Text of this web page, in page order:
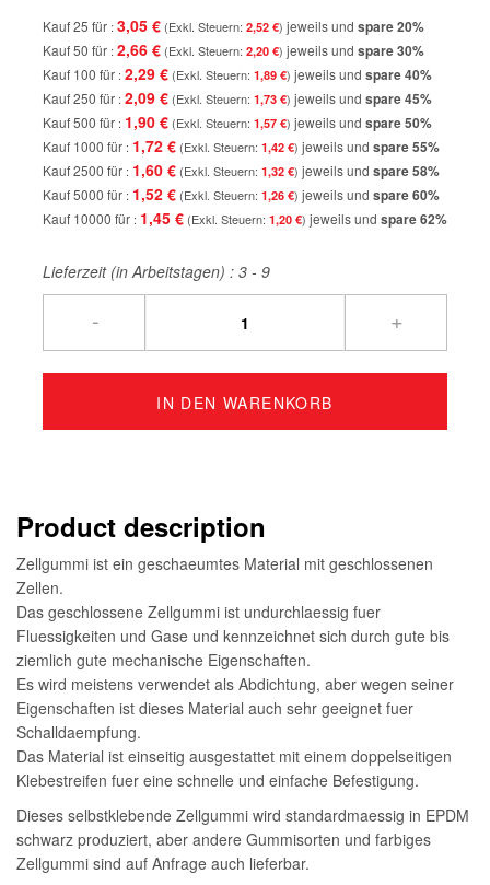
Kauf 25 für 3,05 € 2,52 € jeweils und spare20%
Kauf 50 für 2,66 € 2,20 € jeweils und spare30%
Kauf 100 für 2,29 € 1,89 € jeweils und spare40%
Kauf 250 für 2,09 € 1,73 € jeweils und spare45%
Kauf 500 für 1,90 € 1,57 € jeweils und spare50%
Kauf 1000 für 1,72 € 1,42 € jeweils und spare55%
Kauf 2500 für 1,60 € 1,32 € jeweils und spare58%
Kauf 5000 für 1,52 € 1,26 € jeweils und spare60%
Kauf 10000 für 1,45 € 1,20 € jeweils und spare62%
Lieferzeit (in Arbeitstagen) : 3 - 9
- +
IN DEN WARENKORB
Product description
Zellgummi ist ein geschaeumtes Material mit geschlossenen
Zellen.
Das geschlossene Zellgummi ist undurchlaessig fuer
Fluessigkeiten und Gase und kennzeichnet sich durch gute bis
ziemlich gute mechanische Eigenschaften.
Es wird meistens verwendet als Abdichtung, aber wegen seiner
Eigenschaften ist dieses Material auch sehr geeignet fuer
Schalldaempfung.
Das Material ist einseitig ausgestattet mit einem doppelseitigen
Klebestreifen fuer eine schnelle und einfache Befestigung.
Dieses selbstklebende Zellgummi wird standardmaessig in EPDM
schwarz produziert, aber andere Gummisorten und farbiges
Zellgummi sind auf Anfrage auch lieferbar.